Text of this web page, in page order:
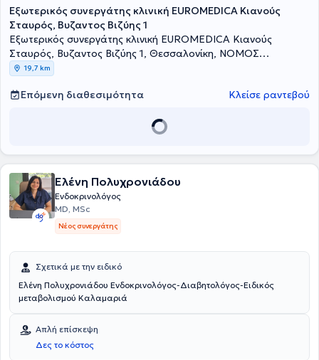
απασχόλησης στο Εθνικό Σύστημα Υγείας της Ιταλίας στο
Νοσοκομείο "Santissima Annunziata" του Σαβιλιάνο της Ιταλίας,
στο Πανεπιστημιακό Νοσοκομείο "Città della Salute e della
Scienza", του Τορίνο της Ιταλίας. Είναι εξειδικευμένη στο
σακχαρώδη διαβήτη, στο θυρεοειδή, στις διαταραχές εμμήνου
ρύσεως, στην οστεοπόρωση, το μεταβολισμό και στη
επιστημονικών εργασιών σε ενδοκρινολογικά ιατρικά περιοδικά.
Εξωτερικός συνεργάτης κλινική EUROMEDICA Κιανούς
Σταυρός, Βυζαντος Βιζύης 1
Εξωτερικός συνεργάτης κλινική EUROMEDICA Κιανούς
Σταυρός, Βυζαντος Βιζύης 1, Θεσσαλονίκη, ΝΟΜΟΣ
ΘΕΣΣΑΛΟΝΙΚΗΣ
19,7 km
Επόμενη διαθεσιμότητα Κλείσε ραντεβού
Ελένη Πολυχρονιάδου
Ενδοκρινολόγος
MD, MSc
Νέος συνεργάτης
Σχετικά με την ειδικό
Ελένη Πολυχρονιάδου Ενδοκρινολόγος-Διαβητολόγος-Ειδικός
μεταβολισμού Καλαμαριά
Απλή επίσκεψη
Δες το κόστος